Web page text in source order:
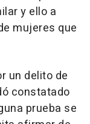
y ello a
mujeres que
un delito de
constatado
prueba se